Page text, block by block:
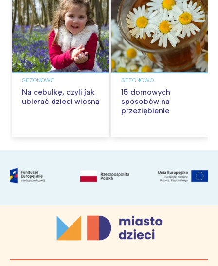
SEZONOWO
Na cebulkę, czyli jak
ubierać dzieci wiosną
SEZONOWO
15 domowych
sposobów na
przeziębienie